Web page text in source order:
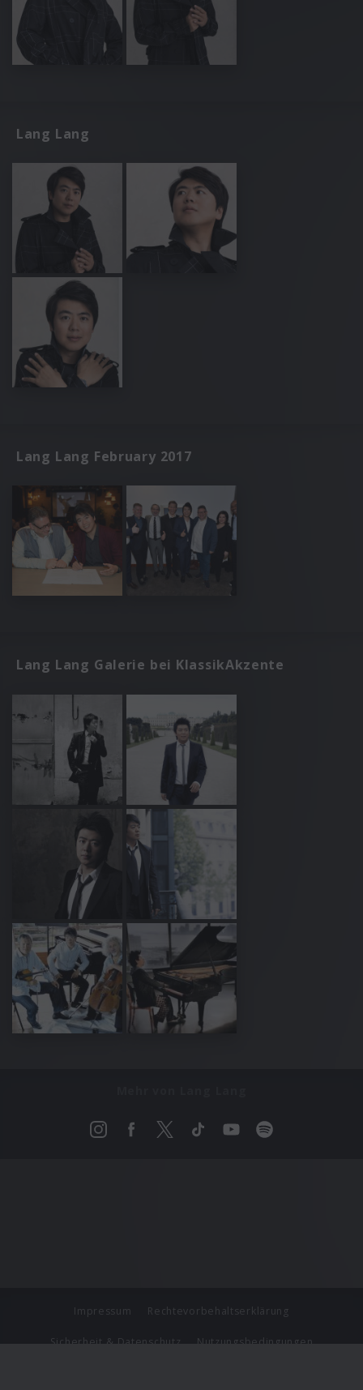
Lang Lang
Lang Lang February 2017
Lang Lang Galerie bei KlassikAkzente
Impressum Rechtevorbehaltserklärung
Sicherheit & Datenschutz Nutzungsbedingungen